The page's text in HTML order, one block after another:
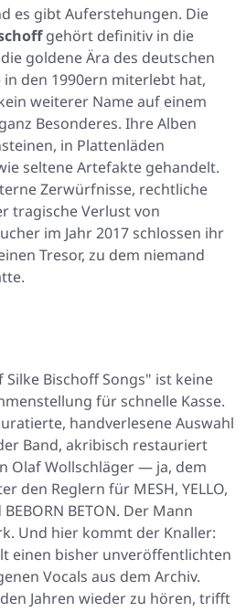
es gibt Auferstehungen. Die
gehört definitiv in die
goldene Ära des deutschen
den 1990ern miterlebt hat,
weiterer Name auf einem
Besonderes. Ihre Alben
in Plattenläden
seltene Artefakte gehandelt.
Zerwürfnisse, rechtliche
tragische Verlust von
im Jahr 2017 schlossen ihr
Tresor, zu dem niemand
Silke Bischoff Songs" ist keine
für schnelle Kasse.
handverlesene Auswahl
Band, akribisch restauriert
Olaf Wollschläger — ja, dem
den Reglern für MESH, YELLO,
BETON. Der Mann
Und hier kommt der Knaller:
einen bisher unveröffentlichten
Vocals aus dem Archiv.
Jahren wieder zu hören, trifft